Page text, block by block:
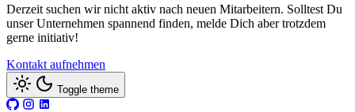
Derzeit suchen wir nicht aktiv nach neuen Mitarbeitern. Solltest Du
unser Unternehmen spannend finden, melde Dich aber trotzdem
gerne initiativ!
Kontakt aufnehmen
Toggle theme